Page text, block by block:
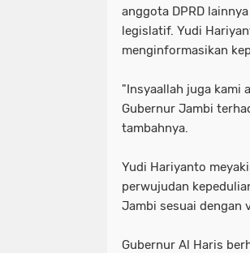
anggota DPRD
legislatif. Yudi
menginformasikan
​"Insyaallah juga kami
Gubernur Jambi
tambahnya.
​Yudi Hariyanto
perwujudan
Jambi sesuai dengan
​Gubernur Al Haris